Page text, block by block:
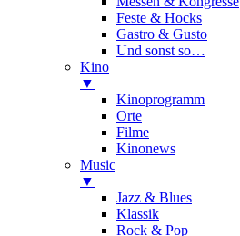
Feste & Hocks
Gastro & Gusto
Und sonst so…
Kino
▼
Kinoprogramm
Orte
Filme
Kinonews
Music
▼
Jazz & Blues
Klassik
Rock & Pop